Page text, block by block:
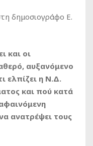
δημοσιογράφο Ε.
και οι
αυξανόμενο
ελπίζει η Ν.Δ.
και πού κατά
ανατρέψει τους